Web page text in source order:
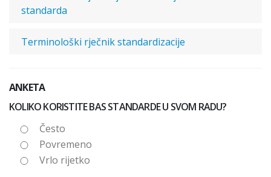
standarda
Terminološki rječnik standardizacije
ANKETA
KOLIKO KORISTITE BAS STANDARDE U SVOM RADU?
Često
Povremeno
Vrlo rijetko